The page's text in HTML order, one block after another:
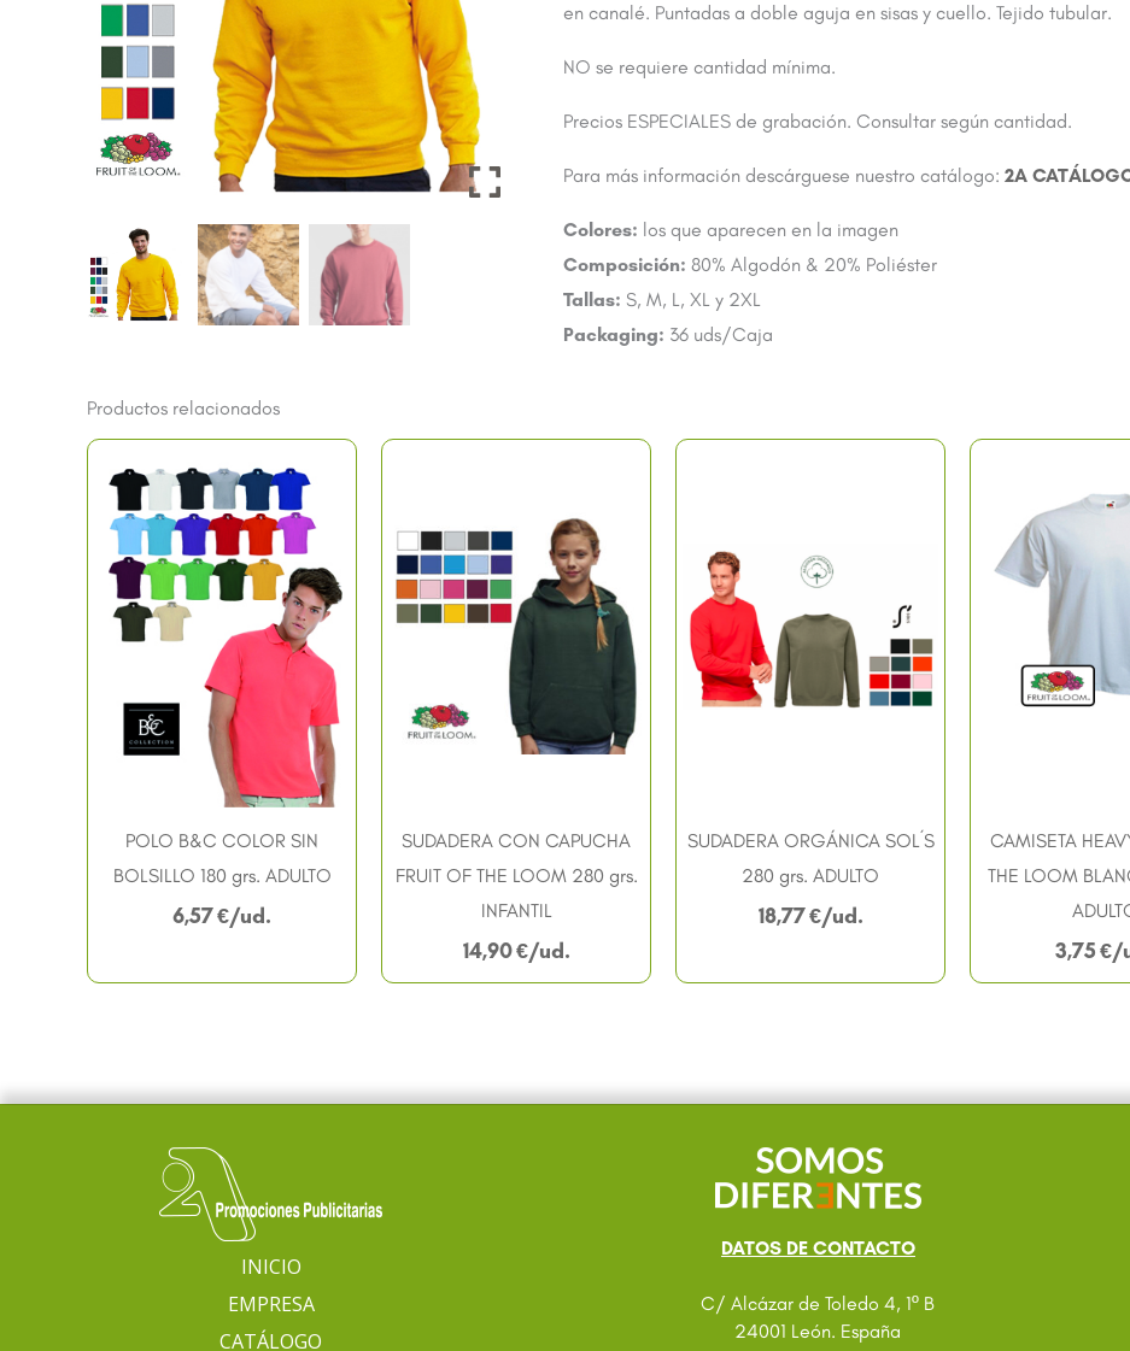
en canalé. Puntadas a doble aguja en sisas y cuello. Tejido tubular.
NO se requiere cantidad mínima.
Precios ESPECIALES de grabación. Consultar según cantidad.
Para más información descárguese nuestro catálogo: 2A
Colores: los que aparecen en la imagen
Composición: 80% Algodón & 20% Poliéster
Tallas: S, M, L, XL y 2XL
Packaging: 36 uds/Caja
Productos relacionados
POLO B&C COLOR SIN
BOLSILLO 180 grs. ADULTO
6,57€
SUDADERA CON CAPUCHA
FRUIT OF THE LOOM 280 grs.
INFANTIL
14,90€
SUDADERA ORGÁNICA SOL´S
280 grs. ADULTO
18,77€
CAMISETA
THE LOOM
3,75€
INICIO
EMPRESA
CATÁLOGO
DATOS DE CONTACTO
C/ Alcázar de Toledo 4, 1º B
24001 León. España